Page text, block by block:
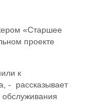
«Старшее
проекте
к
- рассказывает
обслуживания